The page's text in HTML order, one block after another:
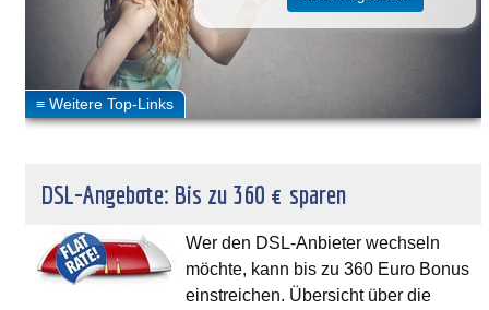
DSL-Angebote: Bis zu 360 € sparen
Wer den DSL-Anbieter wechseln
möchte, kann bis zu 360 Euro Bonus
einstreichen. Übersicht über die